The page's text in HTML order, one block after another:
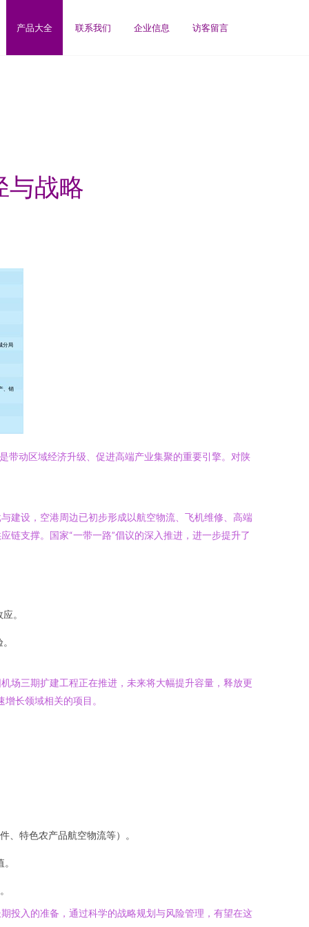
产品大全 联系我们 企业信息 访客留言
与战略
带动区域经济升级、促进高端产业集聚的重要引擎。对陕
建设，空港周边已初步形成以航空物流、飞机维修、高端
链支撑。国家“一带一路”倡议的深入推进，进一步提升了
。
场三期扩建工程正在推进，未来将大幅提升容量，释放更
长领域相关的项目。
、特色农产品航空物流等）。
投入的准备，通过科学的战略规划与风险管理，有望在这